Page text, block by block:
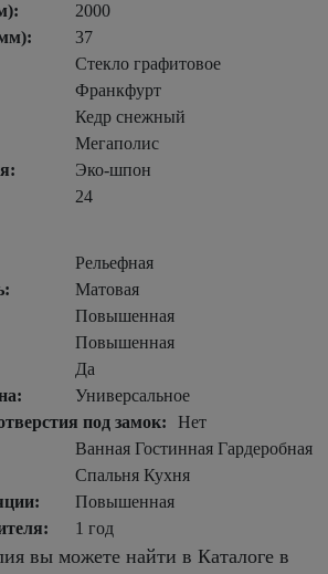
2000
37
Стекло графитовое
Франкфурт
Кедр снежный
Мегаполис
Эко-шпон
24
Рельефная
Матовая
Повышенная
Повышенная
Да
Универсальное
под замок:
Нет
Ванная Гостинная Гардеробная
Спальня Кухня
Повышенная
1 год
вы можете найти в Каталоге в